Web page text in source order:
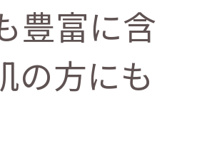
豊富に含
の方にも